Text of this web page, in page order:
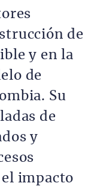
de
y en la
de
Su
de
y
impacto